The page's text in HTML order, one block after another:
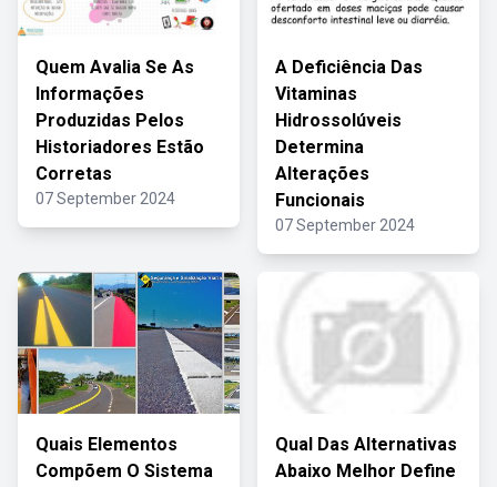
Quem Avalia Se As
Informações
Produzidas Pelos
Historiadores Estão
Corretas
07 September 2024
A Deficiência Das
Vitaminas
Hidrossolúveis
Determina
Alterações
Funcionais
07 September 2024
Quais Elementos
Compõem O Sistema
Qual Das Alternativas
Abaixo Melhor Define